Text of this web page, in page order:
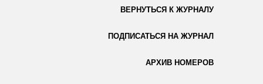
ВЕРНУТЬСЯ К ЖУРНАЛУ
ПОДПИСАТЬСЯ НА ЖУРНАЛ
АРХИВ НОМЕРОВ
ОТПРАВИТЬ